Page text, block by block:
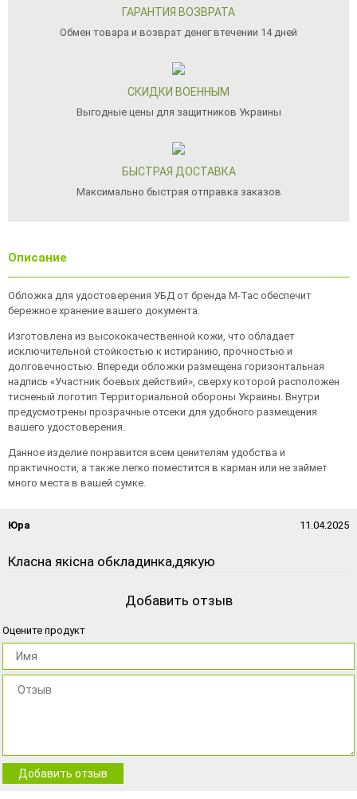
ГАРАНТИЯ ВОЗВРАТА
Обмен товара и возврат денег втечении 14 дней
СКИДКИ ВОЕННЫМ
Выгодные цены для защитников Украины
БЫСТРАЯ ДОСТАВКА
Максимально быстрая отправка заказов
Описание
Обложка для удостоверения УБД от бренда М-Тас обеспечит
бережное хранение вашего документа.
Изготовлена из высококачественной кожи, что обладает
исключительной стойкостью к истиранию, прочностью и
долговечностью. Впереди обложки размещена горизонтальная
надпись «Участник боевых действий», сверху которой расположен
тисненый логотип Территориальной обороны Украины. Внутри
предусмотрены прозрачные отсеки для удобного размещения
вашего удостоверения.
Данное изделие понравится всем ценителям удобства и
практичности, а также легко поместится в карман или не займет
много места в вашей сумке.
Юра 11.04.2025
Класна якісна обкладинка,дякую
Добавить отзыв
Оцените продукт
Добавить отзыв